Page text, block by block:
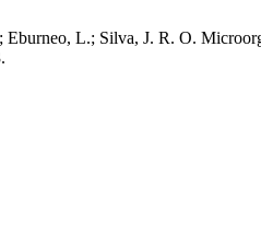
L.; Silva, J. R. O.